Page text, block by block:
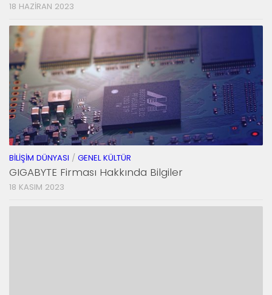
18 HAZIRAN 2023
BILIŞIM DÜNYASI / GENEL KÜLTÜR
GIGABYTE Firması Hakkında Bilgiler
18 KASIM 2023